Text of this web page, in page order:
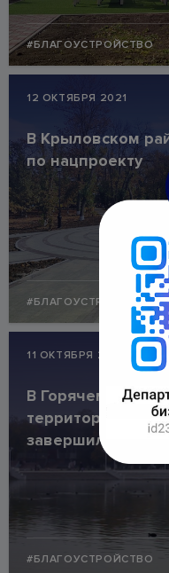
#БЛАГОУСТРОЙСТВО
12 ОКТЯБРЯ 2021
В Крыловском
по нацпроекту
#БЛАГОУСТРОЙСТВО
11 ОКТЯБРЯ 2021
В Горячем Ключе
территории
завершили на 98%
#БЛАГОУСТРОЙСТВО